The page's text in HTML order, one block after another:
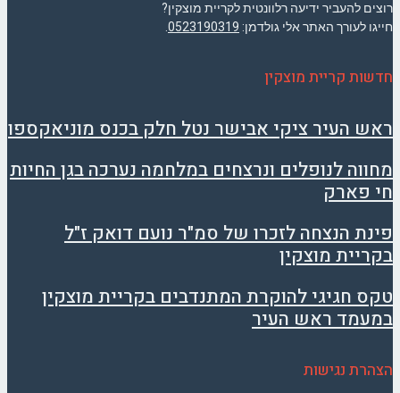
רוצים להעביר ידיעה רלוונטית לקריית מוצקין?
חייגו לעורך האתר אלי גולדמן: 0523190319
חדשות קריית מוצקין
ראש העיר ציקי אבישר נטל חלק בכנס מוניאקספו
מחווה לנופלים ונרצחים במלחמה נערכה בגן החיות
חי פארק
פינת הנצחה לזכרו של סמ"ר נועם דואק ז"ל
בקריית מוצקין
טקס חגיגי להוקרת המתנדבים בקריית מוצקין
במעמד ראש העיר
הצהרת נגישות